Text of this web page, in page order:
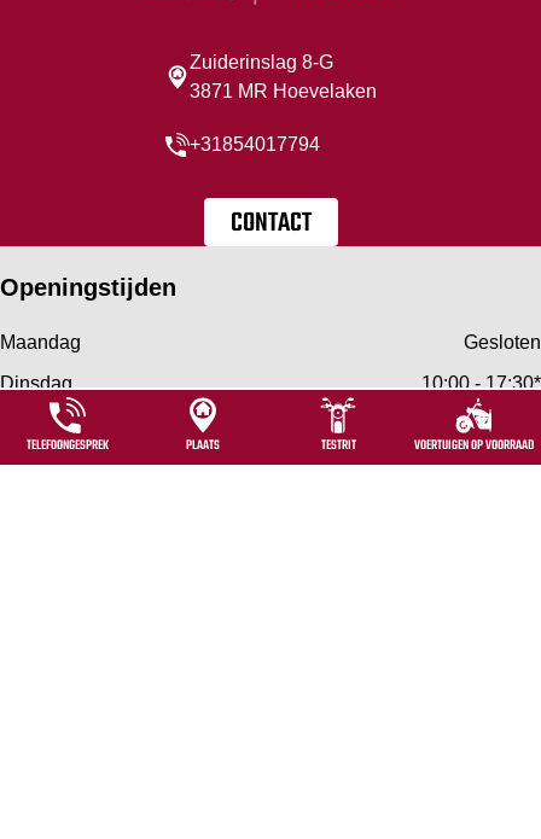
Zuiderinslag 8-G
3871 MR Hoevelaken
+31854017794
CONTACT
Openingstijden
Maandag
Gesloten
Dinsdag
10:00 - 17:30*
Woensdag
10:00 - 17:30
Donderdag
10:00 - 17:30
TELEFOONGESPREK PLAATS TESTRIT VOERTUIGEN OP VOORRAAD